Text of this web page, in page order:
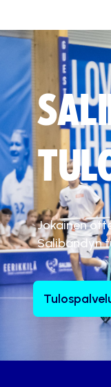
Jokainen
Salibandyn